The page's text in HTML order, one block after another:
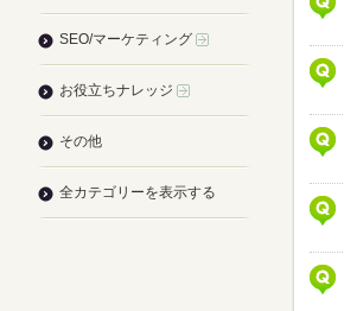
SEO/マーケティング
お役立ちナレッジ
その他
全カテゴリーを表示する